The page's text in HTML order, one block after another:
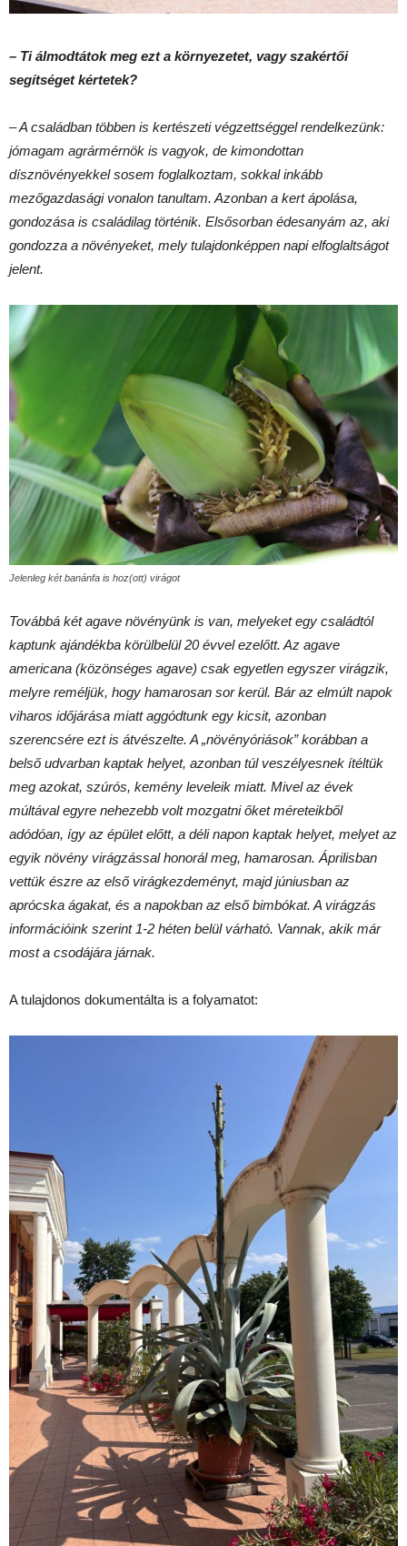
– Ti álmodtátok meg ezt a környezetet, vagy szakértői
segítséget kértetek?
– A családban többen is kertészeti végzettséggel rendelkezünk:
jómagam agrármérnök is vagyok, de kimondottan
dísznövényekkel sosem foglalkoztam, sokkal inkább
mezőgazdasági vonalon tanultam. Azonban a kert ápolása,
gondozása is családilag történik. Elsősorban édesanyám az, aki
gondozza a növényeket, mely tulajdonképpen napi elfoglaltságot
jelent.
Jelenleg két banánfa is hoz(ott) virágot
Továbbá két agave növényünk is van, melyeket egy családtól
kaptunk ajándékba körülbelül 20 évvel ezelőtt. Az agave
americana (közönséges agave) csak egyetlen egyszer virágzik,
melyre reméljük, hogy hamarosan sor kerül. Bár az elmúlt napok
viharos időjárása miatt aggódtunk egy kicsit, azonban
szerencsére ezt is átvészelte. A „növényóriások” korábban a
belső udvarban kaptak helyet, azonban túl veszélyesnek ítéltük
meg azokat, szúrós, kemény leveleik miatt. Mivel az évek
múltával egyre nehezebb volt mozgatni őket méreteikből
adódóan, így az épület előtt, a déli napon kaptak helyet, melyet az
egyik növény virágzással honorál meg, hamarosan. Áprilisban
vettük észre az első virágkezdeményt, majd júniusban az
aprócska ágakat, és a napokban az első bimbókat. A virágzás
információink szerint 1-2 héten belül várható. Vannak, akik már
most a csodájára járnak.
A tulajdonos dokumentálta is a folyamatot: